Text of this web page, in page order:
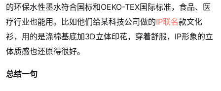
的环保水性墨水符合国标和OEKO-TEX国际标准，食品、医
疗行业也能用。比如他们给某科技公司做的IP联名款文化
衫，用的是涤棉基底加3D立体印花，穿着舒服，IP形象的立
体质感也还原得很好。
总结一句